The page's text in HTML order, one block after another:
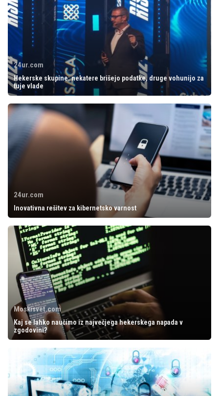
24ur.com
Hekerske skupine: nekatere brišejo podatke, druge vohunijo za
tuje vlade
24ur.com
Inovativna rešitev za kibernetsko varnost
Moskisvet.com
Kaj se lahko naučimo iz največjega hekerskega napada v
zgodovini?